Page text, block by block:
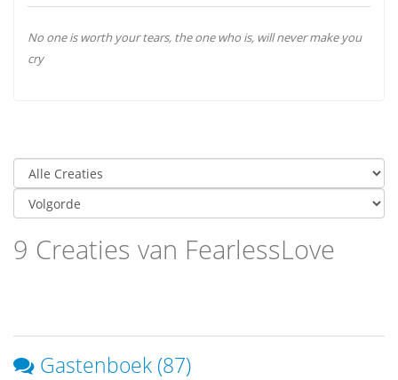
No one is worth your tears, the one who is, will never make you
cry
9 Creaties van FearlessLove
Gastenboek (87)